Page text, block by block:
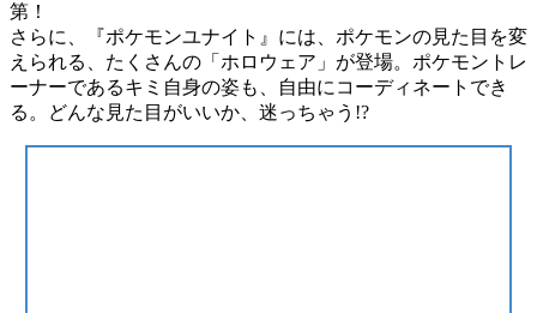
第！
さらに、『ポケモンユナイト』には、ポケモンの見た目を変
えられる、たくさんの「ホロウェア」が登場。ポケモントレ
ーナーであるキミ自身の姿も、自由にコーディネートでき
る。どんな見た目がいいか、迷っちゃう!?